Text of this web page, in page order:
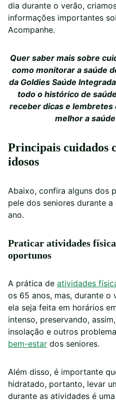
dia durante o verão,
informações importantes
Acompanhe.
Quer saber mais sobre
como monitorar a saúde
da Goldies Saúde Integrada
todo o histórico de
receber dicas e lembretes
melhor a
Principais cuidados
idosos
Abaixo, confira alguns dos
pele dos seniores durante
ano.
Praticar atividades
oportunos
A prática de atividades
os 65 anos, mas, durante o
ela seja feita em horários
intenso, preservando,
insolação e outros
bem-estar dos seniores.
Além disso, é importante
hidratado, portanto, levar
durante as atividades é